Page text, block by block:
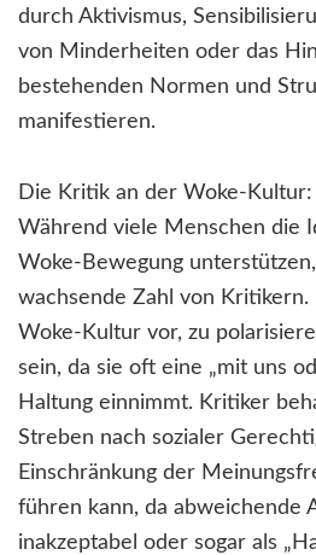
durch Aktivismus,
von Minderheiten oder das
bestehenden Normen und
manifestieren.
Die Kritik an der Woke-Kultur:
Während viele Menschen die
Woke-Bewegung
wachsende Zahl von
Woke-Kultur vor, zu
sein, da sie oft eine „mit uns
Haltung einnimmt. Kritiker
Streben nach sozialer
Einschränkung der
führen kann, da abweichende
inakzeptabel oder sogar als